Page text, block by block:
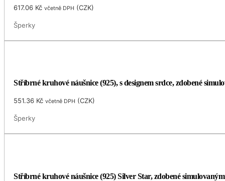
617.06 Kč včetně DPH (CZK)
Šperky
Stříbrné kruhové náušnice (925), s designem srdce, zdobené
551.36 Kč včetně DPH (CZK)
Šperky
Stříbrné kruhové náušnice (925) Silver Star, zdobené